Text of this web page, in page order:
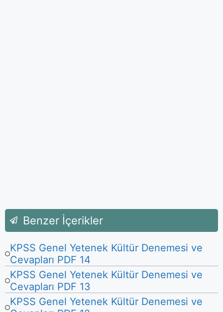
Benzer İçerikler
KPSS Genel Yetenek Kültür Denemesi ve
Cevapları PDF 14
KPSS Genel Yetenek Kültür Denemesi ve
Cevapları PDF 13
KPSS Genel Yetenek Kültür Denemesi ve